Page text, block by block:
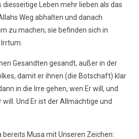
diesseitige Leben mehr lieben als das
Weg abhalten und danach
zu machen; sie befinden sich in
Gesandten gesandt, außer in der
damit er ihnen (die Botschaft) klar
in die Irre gehen, wen Er will, und
will. Und Er ist der Allmächtige und
bereits Musa mit Unseren Zeichen: